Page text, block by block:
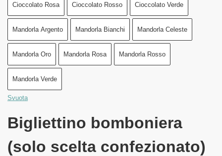
Cioccolato Rosa Cioccolato Rosso Cioccolato Verde
Mandorla Argento Mandorla Bianchi Mandorla Celeste
Mandorla Oro Mandorla Rosa Mandorla Rosso
Mandorla Verde
Svuota
Bigliettino bomboniera
(solo scelta confezionato)